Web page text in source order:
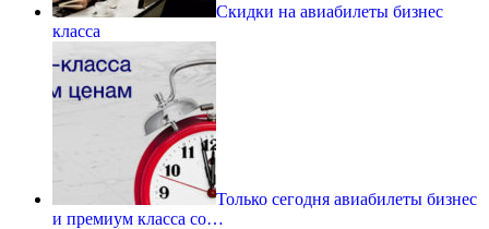
Скидки на авиабилеты бизнес
класса
Только сегодня авиабилеты бизнес
и премиум класса со…